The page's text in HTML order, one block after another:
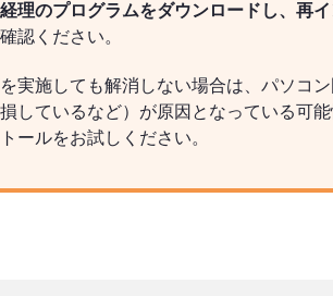
理のプログラムをダウンロードし、再
認ください。
実施しても解消しない場合は、パソコ
しているなど）が原因となっている可
ールをお試しください。